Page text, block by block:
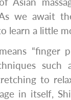
we await
learn a little
“finger
such
to
in itself,